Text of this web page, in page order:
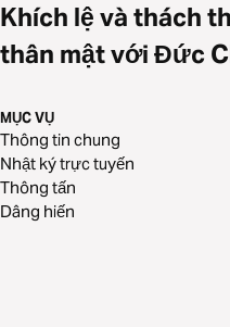
Khích lệ và thách
thân mật với Đức
MỤC VỤ
Thông tin chung
Nhật ký trực tuyến
Thông tấn
Dâng hiến